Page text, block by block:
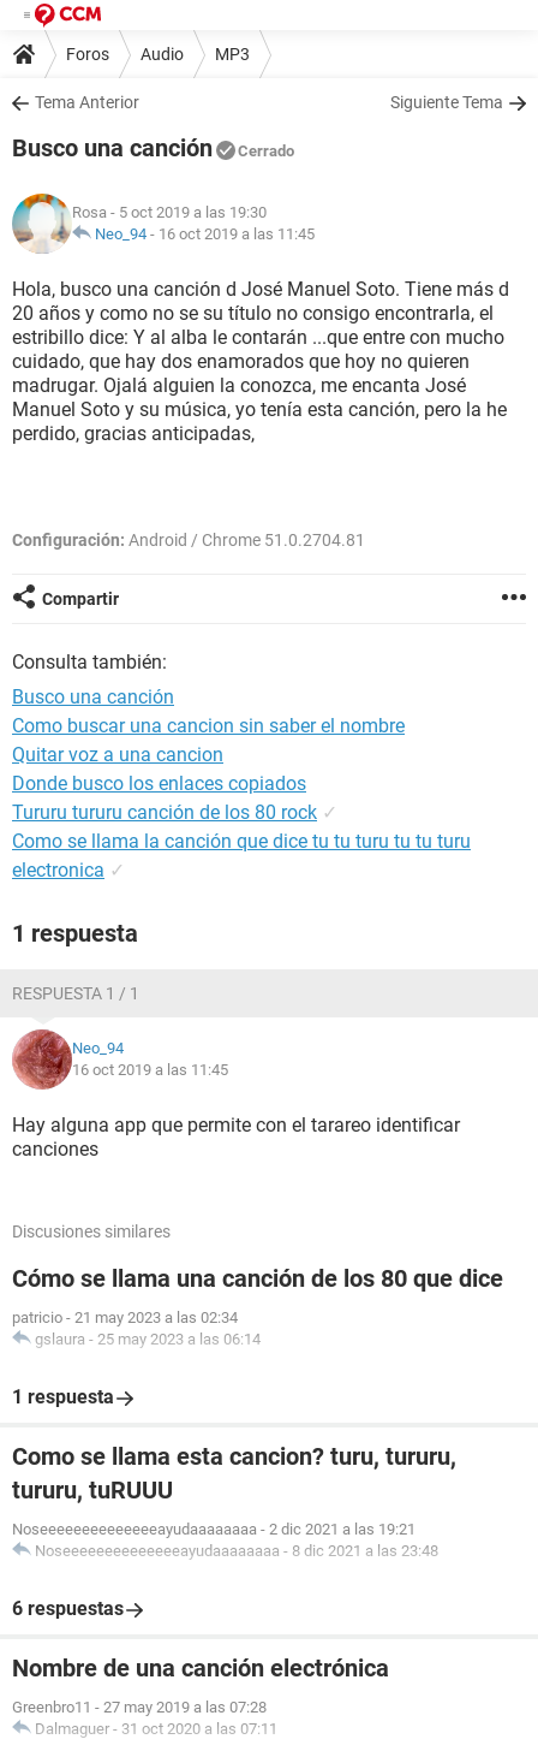
Foros Audio MP3
Tema Anterior Siguiente Tema
Busco una canción Cerrado
Rosa - 5 oct 2019 a las 19:30
Neo_94 - 16 oct 2019 a las 11:45
Hola, busco una canción d José Manuel Soto. Tiene más d
20 años y como no se su título no consigo encontrarla, el
estribillo dice: Y al alba le contarán ...que entre con mucho
cuidado, que hay dos enamorados que hoy no quieren
madrugar. Ojalá alguien la conozca, me encanta José
Manuel Soto y su música, yo tenía esta canción, pero la he
perdido, gracias anticipadas,
Configuración: Android / Chrome 51.0.2704.81
Compartir
Consulta también:
Busco una canción
Como buscar una cancion sin saber el nombre
Quitar voz a una cancion
Donde busco los enlaces copiados
Tururu tururu canción de los 80 rock ✓
Como se llama la canción que dice tu tu turu tu tu turu
electronica ✓
1 respuesta
RESPUESTA 1 / 1
Neo_94
16 oct 2019 a las 11:45
Hay alguna app que permite con el tarareo identificar
canciones
Discusiones similares
Cómo se llama una canción de los 80 que dice
patricio - 21 may 2023 a las 02:34
gslaura - 25 may 2023 a las 06:14
1 respuesta
Como se llama esta cancion? turu, tururu,
tururu, tuRUUU
Noseeeeeeeeeeeeeeayudaaaaaaaa - 2 dic 2021 a las 19:21
Noseeeeeeeeeeeeeeayudaaaaaaaa - 8 dic 2021 a las 23:48
6 respuestas
Nombre de una canción electrónica
Greenbro11 - 27 may 2019 a las 07:28
Dalmaguer - 31 oct 2020 a las 07:11